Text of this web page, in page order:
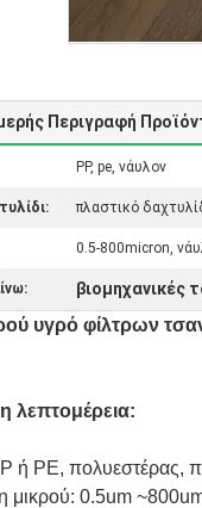
Περιγραφή
PP, pe, νάυλον
πλαστικό
0.5-800micron,
βιομηχανικές
υγρό φίλτρων
λεπτομέρεια:
ή PE, πολυεστέρας,
μικρού: 0.5um